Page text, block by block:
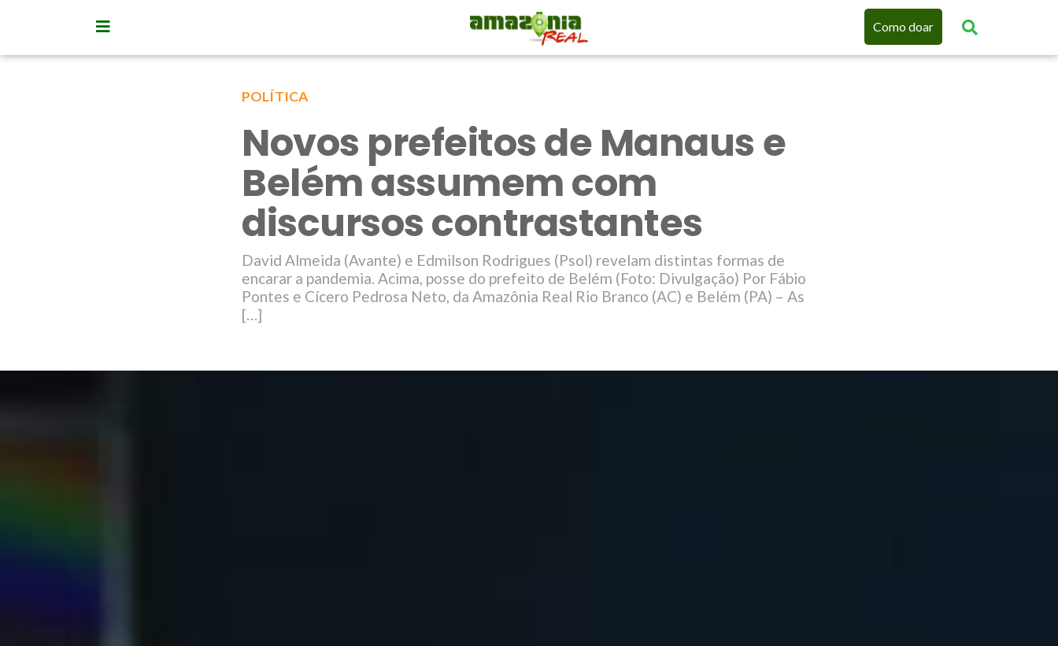
Como doar
POLÍTICA
Novos prefeitos de Manaus e
Belém assumem com
discursos contrastantes
David Almeida (Avante) e Edmilson Rodrigues (Psol) revelam distintas formas de
encarar a pandemia. Acima, posse do prefeito de Belém (Foto: Divulgação) Por Fábio
Pontes e Cícero Pedrosa Neto, da Amazônia Real Rio Branco (AC) e Belém (PA) – As
[…]